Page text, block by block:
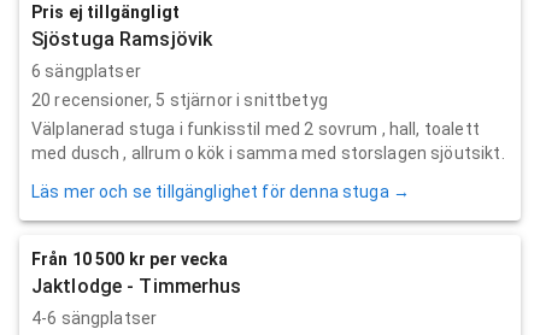
Pris ej tillgängligt
Sjöstuga Ramsjövik
6 sängplatser
20 recensioner, 5 stjärnor i snittbetyg
Välplanerad stuga i funkisstil med 2 sovrum , hall, toalett
med dusch , allrum o kök i samma med storslagen sjöutsikt.
Läs mer och se tillgänglighet för denna stuga →
Från 10 500 kr per vecka
Jaktlodge - Timmerhus
4-6 sängplatser